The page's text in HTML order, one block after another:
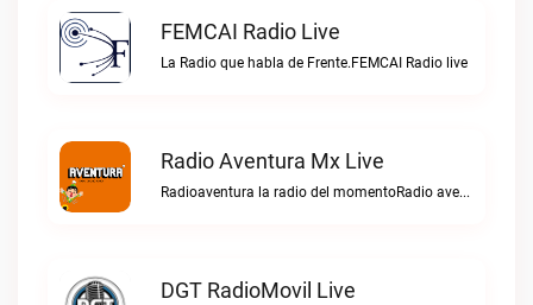
FEMCAI Radio Live
La Radio que habla de Frente.FEMCAI Radio live
Radio Aventura Mx Live
Radioaventura la radio del momentoRadio aventura mx live
DGT RadioMovil Live